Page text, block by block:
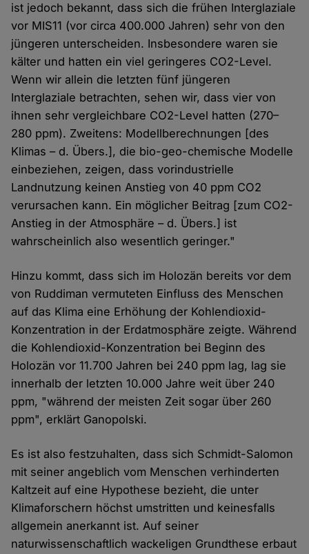
ist jedoch bekannt, dass sich die frühen Interglaziale
vor MIS11 (vor circa 400.000 Jahren) sehr von den
jüngeren unterscheiden. Insbesondere waren sie
kälter und hatten ein viel geringeres CO2-Level.
Wenn wir allein die letzten fünf jüngeren
Interglaziale betrachten, sehen wir, dass vier von
ihnen sehr vergleichbare CO2-Level hatten (270–
280 ppm). Zweitens: Modellberechnungen [des
Klimas – d. Übers.], die bio-geo-chemische Modelle
einbeziehen, zeigen, dass vorindustrielle
Landnutzung keinen Anstieg von 40 ppm CO2
verursachen kann. Ein möglicher Beitrag [zum CO2-
Anstieg in der Atmosphäre – d. Übers.] ist
wahrscheinlich also wesentlich geringer."
Hinzu kommt, dass sich im Holozän bereits vor dem
von Ruddiman vermuteten Einfluss des Menschen
auf das Klima eine Erhöhung der Kohlendioxid-
Konzentration in der Erdatmosphäre zeigte. Während
die Kohlendioxid-Konzentration bei Beginn des
Holozän vor 11.700 Jahren bei 240 ppm lag, lag sie
innerhalb der letzten 10.000 Jahre weit über 240
ppm, "während der meisten Zeit sogar über 260
ppm", erklärt Ganopolski.
Es ist also festzuhalten, dass sich Schmidt-Salomon
mit seiner angeblich vom Menschen verhinderten
Kaltzeit auf eine Hypothese bezieht, die unter
Klimaforschern höchst umstritten und keinesfalls
allgemein anerkannt ist. Auf seiner
naturwissenschaftlich wackeligen Grundthese erbaut